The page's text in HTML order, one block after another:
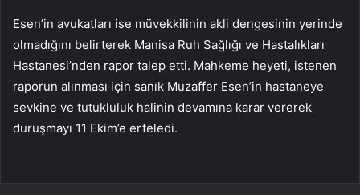
Esen’in avukatları ise müvekkilinin akli dengesinin yerinde
olmadığını belirterek Manisa Ruh Sağlığı ve Hastalıkları
Hastanesi’nden rapor talep etti. Mahkeme heyeti, istenen
raporun alınması için sanık Muzaffer Esen’in hastaneye
sevkine ve tutukluluk halinin devamına karar vererek
duruşmayı 11 Ekim’e erteledi.